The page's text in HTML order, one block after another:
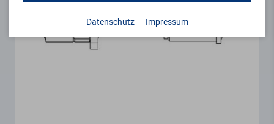
Datenschutz Impressum